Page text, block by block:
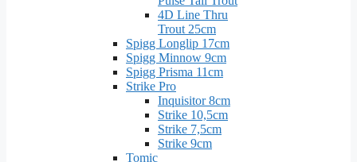
4D Line Thru
Trout 25cm
Spigg Longlip 17cm
Spigg Minnow 9cm
Spigg Prisma 11cm
Strike Pro
Inquisitor 8cm
Strike 10,5cm
Strike 7,5cm
Strike 9cm
Tomic